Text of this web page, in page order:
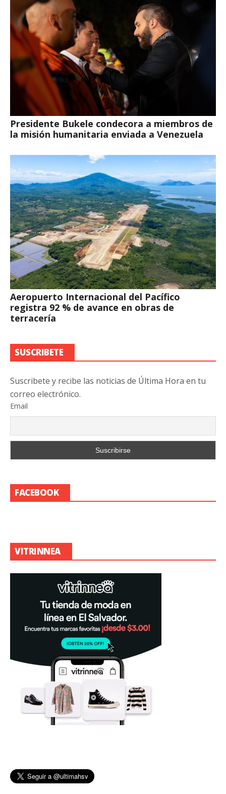
Presidente Bukele condecora a miembros de
la misión humanitaria enviada a Venezuela
Aeropuerto Internacional del Pacífico
registra 92 % de avance en obras de
terracería
SUSCRIBETE
Suscribete y recibe las noticias de Última Hora en tu
correo electrónico.
Email
FACEBOOK
VITRINNEA